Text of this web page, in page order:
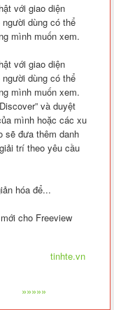
với giao diện
dùng có thể
mình muốn xem.
với giao diện
dùng có thể
mình muốn xem.
và duyệt
mình hoặc các xu
sẽ đưa thêm danh
trí theo yêu cầu
hóa để...
cho Freeview
tinhte.vn
»»»»»